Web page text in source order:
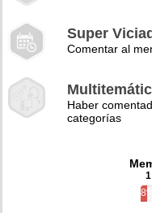
Super
Comentar al
Haber
categorías
8%